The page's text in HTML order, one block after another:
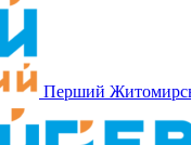
Перший